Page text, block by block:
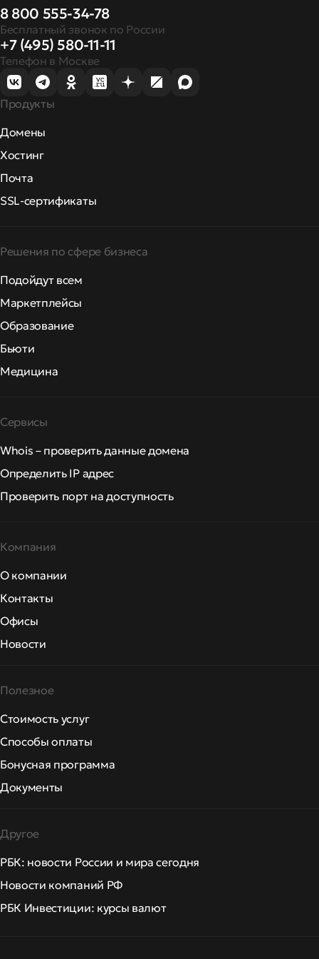
8 800 555-34-78
Бесплатный звонок по России
+7 (495) 580-11-11
Телефон в Москве
Продукты
Домены
Хостинг
Почта
SSL-сертификаты
Решения по сфере бизнеса
Подойдут всем
Маркетплейсы
Образование
Бьюти
Медицина
Сервисы
Whois – проверить данные домена
Определить IP адрес
Проверить порт на доступность
Компания
О компании
Контакты
Офисы
Новости
Полезное
Стоимость услуг
Способы оплаты
Бонусная программа
Документы
Другое
РБК: новости России и мира сегодня
Новости компаний РФ
РБК Инвестиции: курсы валют